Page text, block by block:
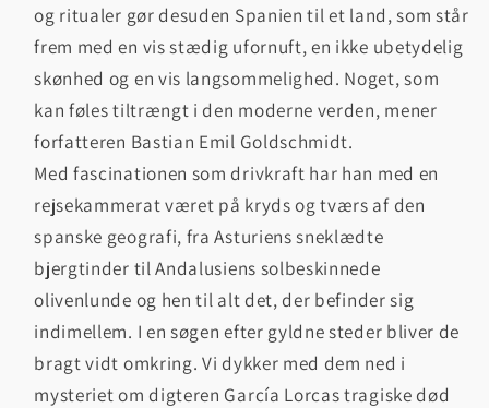
og ritualer gør desuden Spanien til et land, som står
frem med en vis stædig ufornuft, en ikke ubetydelig
skønhed og en vis langsommelighed. Noget, som
kan føles tiltrængt i den moderne verden, mener
forfatteren Bastian Emil Goldschmidt.
Med fascinationen som drivkraft har han med en
rejsekammerat været på kryds og tværs af den
spanske geografi, fra Asturiens sneklædte
bjergtinder til Andalusiens solbeskinnede
olivenlunde og hen til alt det, der befinder sig
indimellem. I en søgen efter gyldne steder bliver de
bragt vidt omkring. Vi dykker med dem ned i
mysteriet om digteren García Lorcas tragiske død